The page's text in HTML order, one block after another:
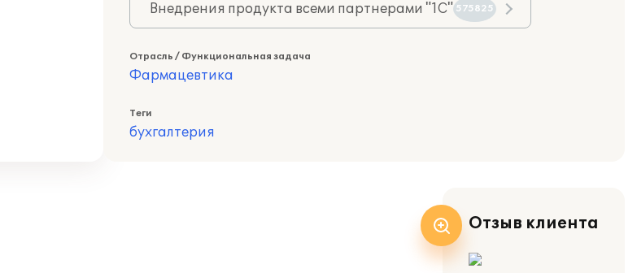
Внедрения продукта всеми партнерами "1С" 575825
Отрасль / Функциональная задача
Фармацевтика
Теги
бухгалтерия
Отзыв клиента